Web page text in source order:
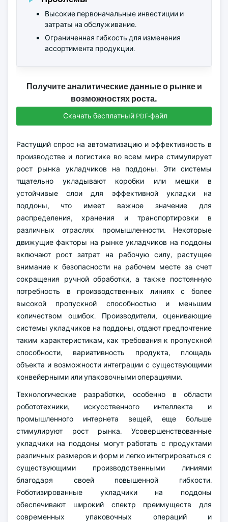
Высокие первоначальные инвестиции и
затраты на обслуживание.
Ограниченная гибкость для изменения
ассортимента продукции.
Получите аналитические данные о рынке и
возможностях роста.
Скачать бесплатный PDF-файл
Растущий спрос на автоматизацию и эффективность в
производстве и логистике во всем мире стимулирует
рост рынка укладчиков на поддоны. Эти системы
тщательно укладывают коробки или мешки в
устойчивые слои для эффективной укладки на
поддоны, что имеет важное значение для
распределения, хранения и транспортировки в
различных отраслях промышленности. Некоторые
движущие факторы на рынке укладчиков на поддоны
включают рост затрат на рабочую силу, растущее
внимание к безопасности на рабочем месте за счет
сокращения ручной обработки, а также постоянную
потребность в производственных линиях с более
высокой пропускной способностью и меньшим
количеством ошибок. Производители, оценивающие
системы укладчиков на поддоны, отдают предпочтение
таким характеристикам, как требования к пропускной
способности, вариативность продукта, площадь
объекта и возможности интеграции с существующими
конвейерными или упаковочными операциями.
Технологические разработки, особенно в области
робототехники, искусственного интеллекта и
промышленного интернета вещей, еще больше
стимулируют рост рынка. Усовершенствованные
укладчики на поддоны могут работать с продуктами
различных размеров и форм и легко интегрироваться с
существующими производственными линиями
благодаря своей повышенной гибкости.
Роботизированные укладчики на поддоны
обеспечивают широкий спектр преимуществ для
современных упаковочных операций и